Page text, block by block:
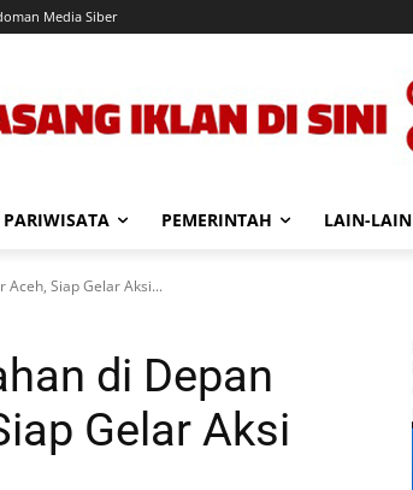
Media Siber
PARIWISATA PEMERINTAH LAIN-LAIN
Siap Gelar Aksi...
di Depan
Gelar Aksi